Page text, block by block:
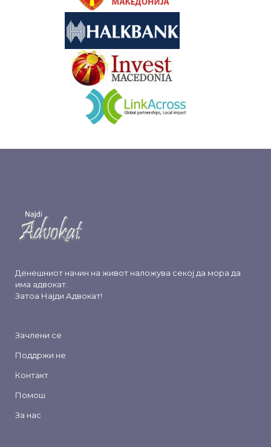
Денешниот начин на живот наложува секој да мора да
има адвокат.
Затоа Најди Адвокат!
Зачлени се
Поддржи не
Контакт
Помош
За нас